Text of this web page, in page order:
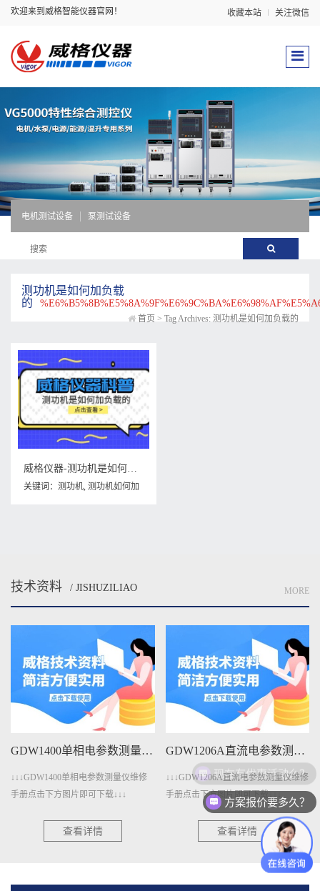
欢迎来到威格智能仪器官网！ 收藏本站 关注微信
电机测试设备 泵测试设备
测功机是如何加负载
的
首页 > Tag Archives: 测功机是如何加负载的
威格仪器-测功机是如何加负载的
关键词： 测功机, 测功机如何加
技术资料 / JISHUZILIAO MORE
GDW1400单相电参数测量仪维修手册下载
↓↓↓GDW1400单相电参数测量仪维修
手册点击下方图片即可下载↓↓↓
查看详情
GDW1206A直流电参数测量仪维修手册下载
↓↓↓GDW1206A直流电参数测量仪维修
手册点击下方图片即可下载↓↓↓
查看详情
方案报价要多久？
现在有优惠活动么？